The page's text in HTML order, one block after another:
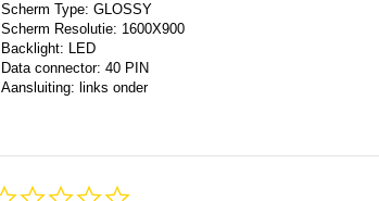
Scherm Type: GLOSSY
Scherm Resolutie: 1600X900
Backlight: LED
Data connector: 40 PIN
Aansluiting: links onder